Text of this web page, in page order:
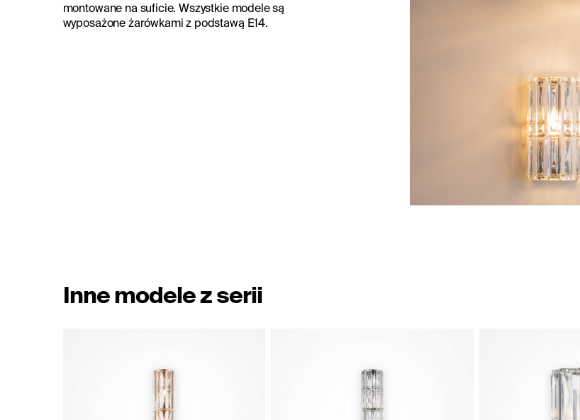
montowane na suficie. Wszystkie modele są
wyposażone żarówkami z podstawą E14.
Inne modele z serii